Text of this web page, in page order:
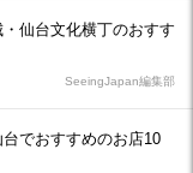
仙台文化横丁のおすす
SeeingJapan編集部
でおすすめのお店10